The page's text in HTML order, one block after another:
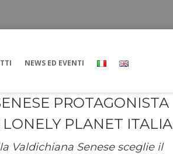
NEWS ED EVENTI
PROTAGONISTA
PLANET ITALIA
Valdichiana Senese sceglie il